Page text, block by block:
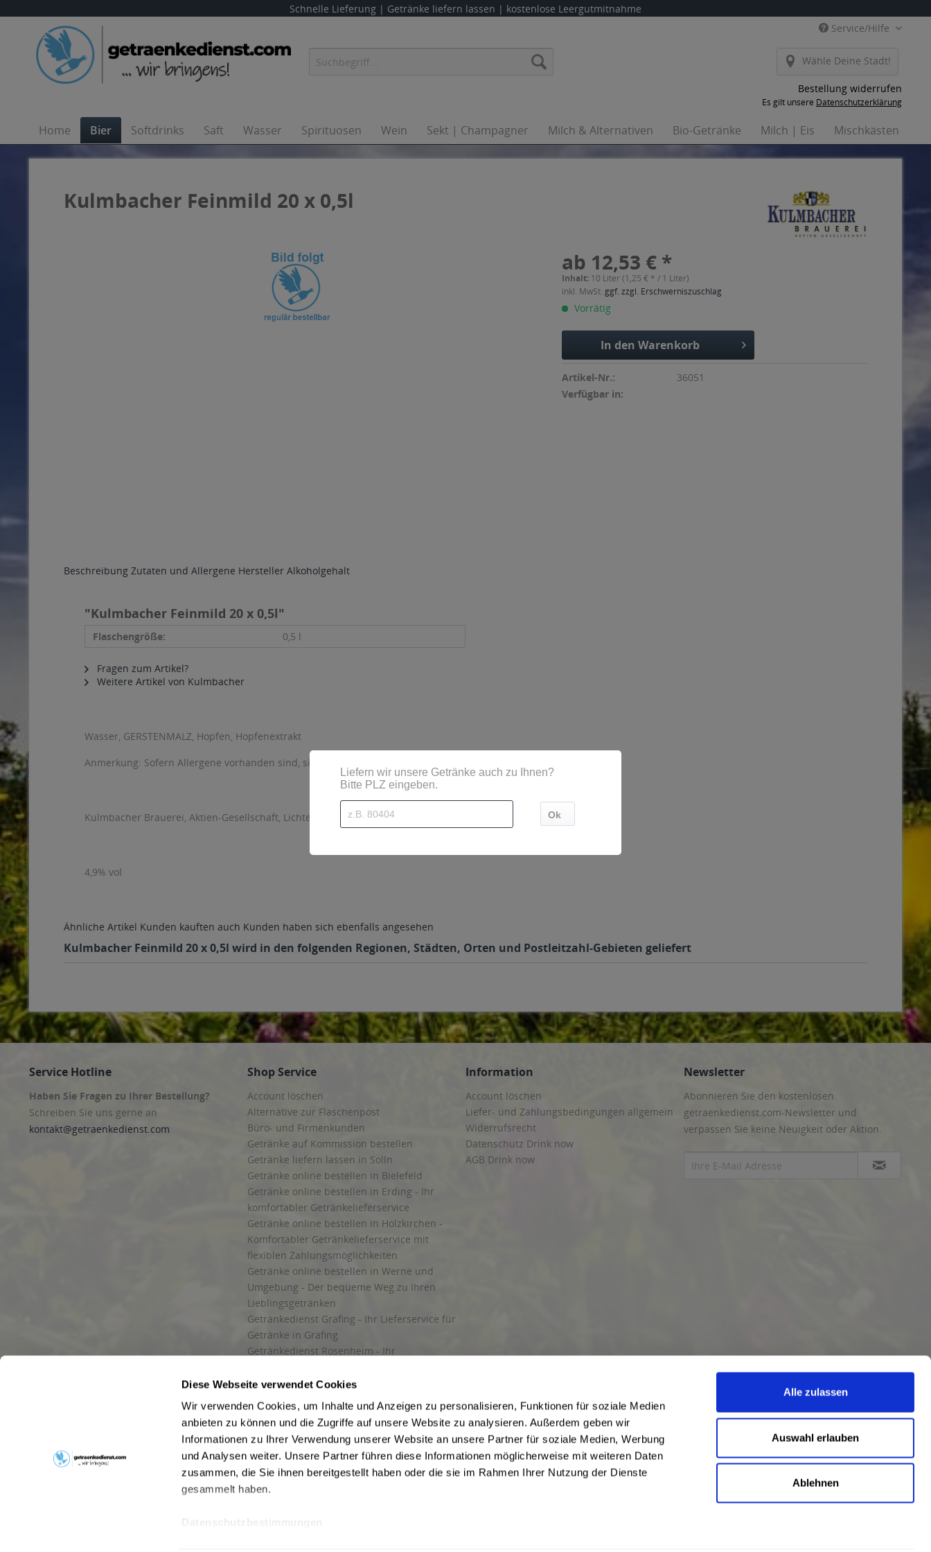
Diese Webseite verwendet Cookies
Wir verwenden Cookies, um Inhalte und Anzeigen zu personalisieren, Funktionen für soziale Medien
anbieten zu können und die Zugriffe auf unsere Website zu analysieren. Außerdem geben wir
Informationen zu Ihrer Verwendung unserer Website an unsere Partner für soziale Medien, Werbung
und Analysen weiter. Unsere Partner führen diese Informationen möglicherweise mit weiteren Daten
zusammen, die Sie ihnen bereitgestellt haben oder die sie im Rahmen Ihrer Nutzung der Dienste
gesammelt haben.
Alle zulassen
Auswahl erlauben
Ablehnen
Schnelle Lieferung | Getränke liefern lassen | kostenlose Leergutmitnahme
Service/Hilfe
Wähle Deine Stadt!
Bestellung widerrufen
Es gilt unsere Datenschutzerklärung
Home Bier Softdrinks Saft Wasser Spirituosen Wein Sekt | Champagner Milch & Alternativen Bio-Getränke Milch | Eis Mischkästen
Kulmbacher Feinmild 20 x 0,5l
ab 12,53 € *
Inhalt: 10 Liter (1,25 € * / 1 Liter)
inkl. MwSt. ggf. zzgl. Erschwerniszuschlag
Vorrätig
In den Warenkorb
Artikel-Nr.:
36051
Verfügbar in:
Beschreibung Zutaten und Allergene Hersteller Alkoholgehalt
"Kulmbacher Feinmild 20 x 0,5l"
Flaschengröße: 0,5 l
Fragen zum Artikel?
Weitere Artikel von Kulmbacher
Wasser, GERSTENMALZ, Hopfen, Hopfenextrakt
Anmerkung: Sofern Allergene vorhanden sind, sind diese mittels Großbuchstaben besonders hervorgehoben
Kulmbacher Brauerei, Aktien-Gesellschaft, Lichtenfelser Straße 9, 95326 Kulmbach, Tel.: +49 9221 / 705-0
4,9% vol
Ähnliche Artikel Kunden kauften auch Kunden haben sich ebenfalls angesehen
Kulmbacher Feinmild 20 x 0,5l wird in den folgenden Regionen, Städten, Orten und Postleitzahl-Gebieten geliefert
Service Hotline
Haben Sie Fragen zu Ihrer Bestellung?
Schreiben Sie uns gerne an
kontakt@getraenkedienst.com
Shop Service
Account löschen
Alternative zur Flaschenpost
Büro- und Firmenkunden
Getränke auf Kommission bestellen
Getränke liefern lassen in Solln
Getränke online bestellen in Bielefeld
Getränke online bestellen in Erding - Ihr
komfortabler Getränkelieferservice
Getränke online bestellen in Holzkirchen -
Komfortabler Getränkelieferservice mit
flexiblen Zahlungsmöglichkeiten
Getränke online bestellen in Werne und
Umgebung - Der bequeme Weg zu Ihren
Lieblingsgetränken
Getränkedienst Grafing - Ihr Lieferservice für
Getränke in Grafing
Getränkedienst Rosenheim - Ihr
und Umgebung
Getränkelieferung in Starnberg
Liefergebiet
Lieferservice für Getränke
Wir liefern Getränke
Kontakt
Newsletter
Information
Account löschen
Liefer- und Zahlungsbedingungen allgemein
Widerrufsrecht
Datenschutz Drink now
AGB Drink now
Newsletter
Abonnieren Sie den kostenlosen
getraenkedienst.com-Newsletter und
verpassen Sie keine Neuigkeit oder Aktion.